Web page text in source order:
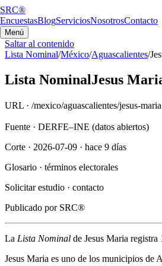
SRC®
EncuestasBlogServiciosNosotrosContacto
Menú
Saltar al contenido
Lista Nominal/México/Aguascalientes/
Lista NominalJesus
URL · /mexico/aguascalientes/jesus-maria
Fuente · DERFE–INE (datos abiertos)
Corte · 2026-07-09 · hace 9 días
Glosario · términos electorales
Solicitar estudio · contacto
Publicado por SRC®
La Lista Nominal de Jesus Maria registra
Jesus Maria es uno de los municipios de